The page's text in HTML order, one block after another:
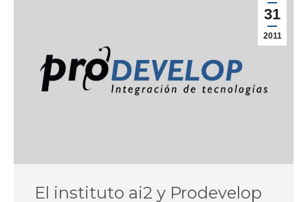
31
2011
El instituto ai2 y Prodevelop